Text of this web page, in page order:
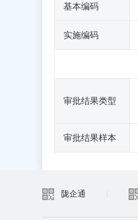
基本编码
实施编码
审批结果类型
审批结果样本
陇企通